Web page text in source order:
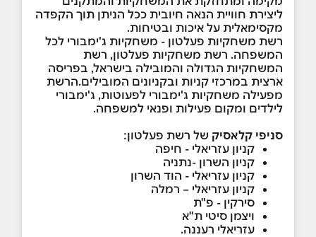
ליצירת חוויית הנאה חיובית ככל הניתן תוך הקפדה
מקסימאלית על איכות ובטיחות.
רשת משחקיות פעלטון - משחקיות ג'ימבורי לכל
המשפחה. רשת משחקיות פעלטון, רשת
המשחקיות הגדולה והמובילה בישראל, בפריסה
ארצית במרכזי קניות ובקניונים המובילים.הרשת
מפעילה משחקיות ג'ימבורי לפעוטות, ג'ימבורי
לילדים ומקום פעילות ופנאי למשפחה.
סניפי קלאסיק של רשת פעלטון:
קניון עזריאלי - חיפה
קניון השרון -נתניה
קניון עזריאלי - הוד השרון
קניון עזריאלי – רמלה
סירקין - פ"ת
ויצמן סיטי ת"א
עזריאלי רעננה.